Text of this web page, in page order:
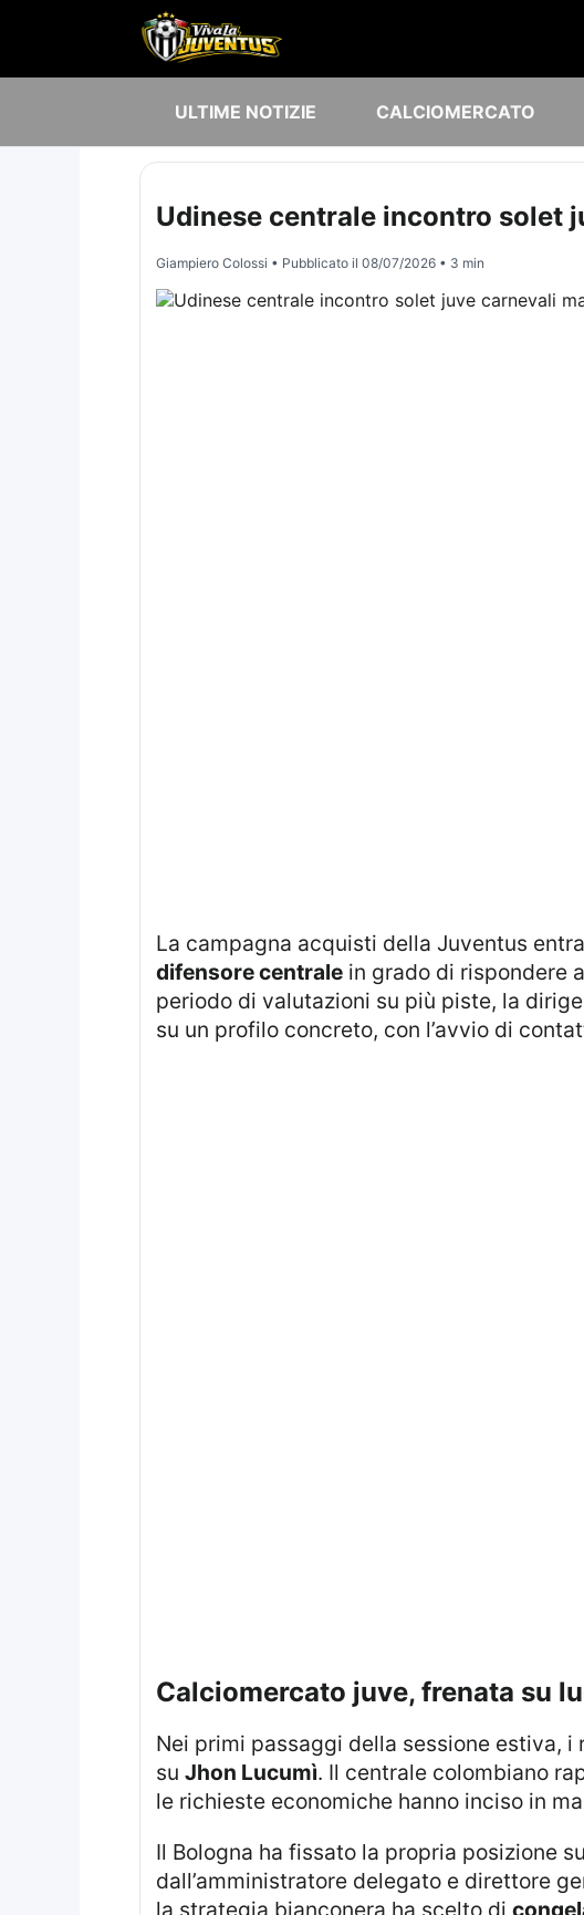
ULTIME NOTIZIE CALCIOMERCATO
Udinese centrale incontro solet
Giampiero Colossi • Pubblicato il 08/07/2026• 3 min
La campagna acquisti della Juventus
difensore centralein grado di rispondere
periodo di valutazioni su più piste, la
su un profilo concreto, con l’avvio di
calciomercato juve, frenata su
Nei primi passaggi della sessione
su Jhon Lucumì. Il centrale colombiano
le richieste economiche hanno inciso in
Il Bologna ha fissato la propria posizione
dall’amministratore delegato e direttore
la strategia bianconera ha scelto di